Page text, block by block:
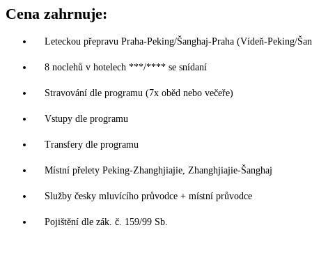
Cena zahrnuje:
Leteckou přepravu Praha-Peking/Šanghaj-Praha (Vídeň-Peking/
8 noclehů v hotelech ***/**** se snídaní
Stravování dle programu (7x oběd nebo večeře)
Vstupy dle programu
Transfery dle programu
Místní přelety Peking-Zhanghjiajie, Zhanghjiajie-Šanghaj
Služby česky mluvícího průvodce + místní průvodce
Pojištění dle zák. č. 159/99 Sb.